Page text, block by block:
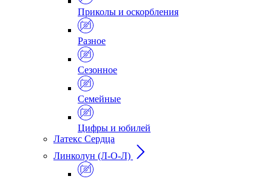
Приколы и оскорбления
Разное
Сезонное
Семейные
Цифры и юбилей
Латекс Сердца
Линколун (Л-О-Л)